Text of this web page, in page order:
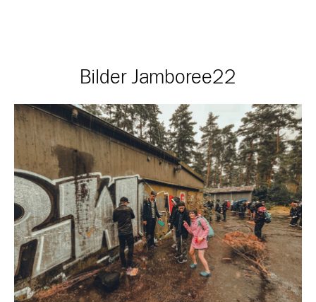
Bilder Jamboree22